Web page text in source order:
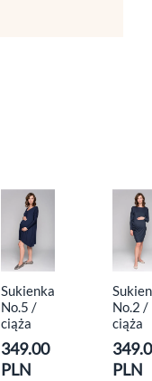
Sukienka
No.5 /
ciąża
349.00
PLN
No.2 /
ciąża
PLN